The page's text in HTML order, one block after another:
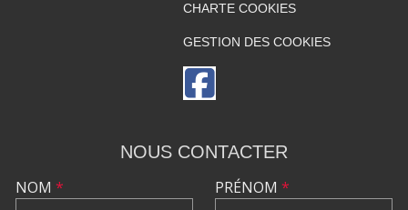
CHARTE COOKIES
GESTION DES COOKIES
NOUS CONTACTER
NOM * PRÉNOM *